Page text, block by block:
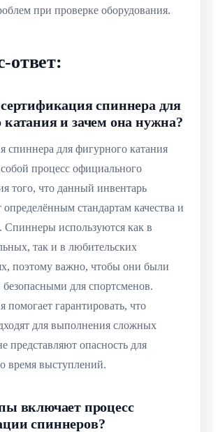
при проверке оборудования.
ответ:
спиннера для
катания и зачем она нужна?
спиннера для фигурного катания
собой процесс официального
того, что данный инвентарь
определённым стандартам качества и
Спиннеры используются как в
так и в любительских
поэтому важно, чтобы они были
для спортсменов.
помогает гарантировать, что
для выполнения сложных
представляют опасность для
время выступлений.
включает процесс
спиннеров?